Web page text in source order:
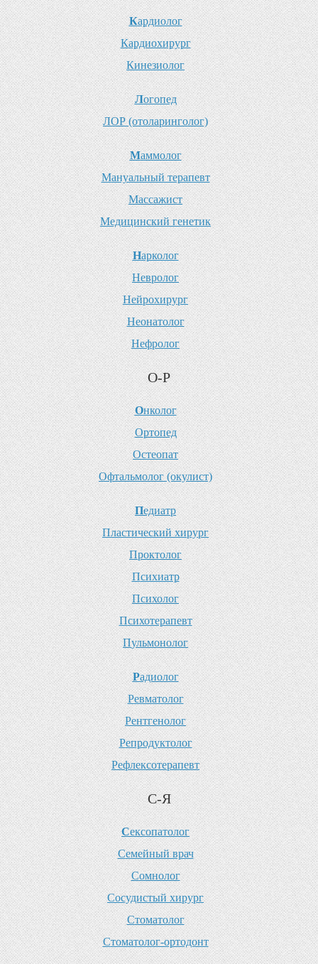
Кардиолог
Кардиохирург
Кинезиолог
Логопед
ЛОР (отоларинголог)
Маммолог
Мануальный терапевт
Массажист
Медицинский генетик
Нарколог
Невролог
Нейрохирург
Неонатолог
Нефролог
О-Р
Онколог
Ортопед
Остеопат
Офтальмолог (окулист)
Педиатр
Пластический хирург
Проктолог
Психиатр
Психолог
Психотерапевт
Пульмонолог
Радиолог
Ревматолог
Рентгенолог
Репродуктолог
Рефлексотерапевт
С-Я
Сексопатолог
Семейный врач
Сомнолог
Сосудистый хирург
Стоматолог
Стоматолог-ортодонт